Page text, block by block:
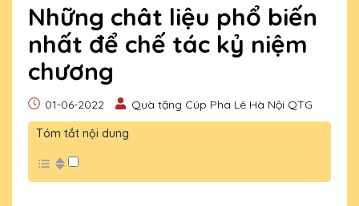
Những chât liệu phổ biến
nhất để chế tác kỷ niệm
chương
01-06-2022
Quà tặng Cúp Pha Lê Hà Nội QTG
Tóm tắt nội dung